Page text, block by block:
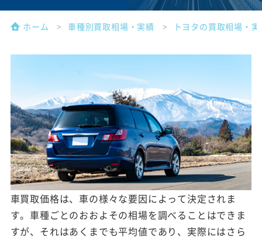
ホーム 車種別買取相場・実績 トヨタの買取相場・
車買取価格は、車の様々な要因によって決定されま
す。車種ごとのおおよその相場を調べることはできま
すが、それはあくまでも平均値であり、実際にはさら